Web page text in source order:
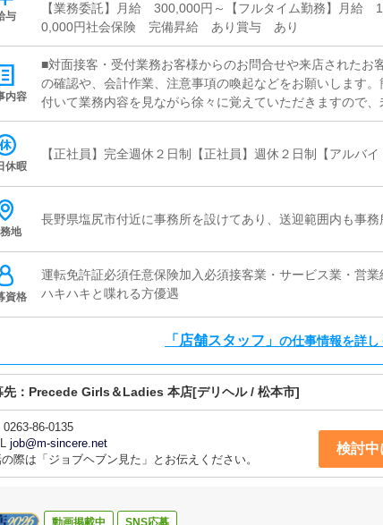
与
【業務委託】月給 300,000円～【フルタイム勤務】月給
0,000円社会保険 完備昇給 あり賞与 あり
内容
■対面接客・受付業務お客様からのお問合せや来店されたお
の確認や、会計作業、注意事項の喚起などをお願いします
付いて業務内容を見ながら徐々に覚えていただきますので、
ャスト管理お店で働いていただいているキャストの方が稼
ど、ポータルサイト等の店舗情報更新作業を行っていただ
ャストの方に快適にお過ごしいただくため、店内の清掃や備
休暇
【正社員】完全週休２日制【正社員】週休２日制【アルバ
地
長野県塩尻市付近に事務所を設けてあり、送迎範囲内も事務
資格
運転免許証必須任意保険加入必須接客業・サービス業・営
ハキハキと喋れる方優遇
「店舗スタッフ」 の仕事情報を詳し
： Precede Girls＆Ladies 本店[デリヘル / 松本市]
0263-86-0135
job@m-sincere.net
際は「ジョブヘブン見た」とお伝えください。
検討中
動画掲載中 SNS応募